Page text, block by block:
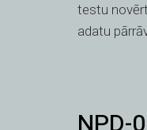
testu
adatu
01